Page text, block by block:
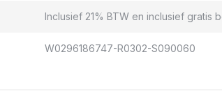
Inclusief 21% BTW en inclusief gratis
W0296186747-R0302-S090060